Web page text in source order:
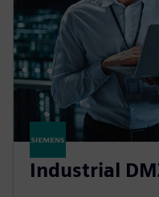
Industrial